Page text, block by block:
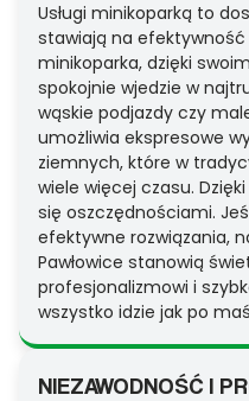
Usługi minikoparką to
stawiają na efektywność
minikoparka, dzięki
spokojnie wjedzie w
wąskie podjazdy czy
umożliwia ekspresowe
ziemnych, które w
wiele więcej czasu.
się oszczędnościami.
efektywne rozwiązania,
Pawłowice stanowią
profesjonalizmowi i
wszystko idzie jak po
NIEZAWODNOŚĆ I